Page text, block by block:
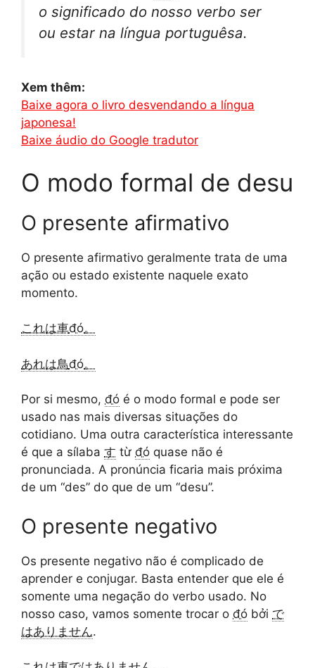
o significado do nosso verbo ser
ou estar na língua portuguêsa.
Xem thêm:
Baixe agora o livro desvendando a língua
japonesa!
Baixe áudio do Google tradutor
O modo formal de desu
O presente afirmativo
O presente afirmativo geralmente trata de uma
ação ou estado existente naquele exato
momento.
これは車đó。
あれは鳥đó。
Por si mesmo, đó é o modo formal e pode ser
usado nas mais diversas situações do
cotidiano. Uma outra característica interessante
é que a sílaba す từ đó quase não é
pronunciada. A pronúncia ficaria mais próxima
de um “des” do que de um “desu”.
O presente negativo
Os presente negativo não é complicado de
aprender e conjugar. Basta entender que ele é
somente uma negação do verbo usado. No
nosso caso, vamos somente trocar o đó bởi で
はありません.